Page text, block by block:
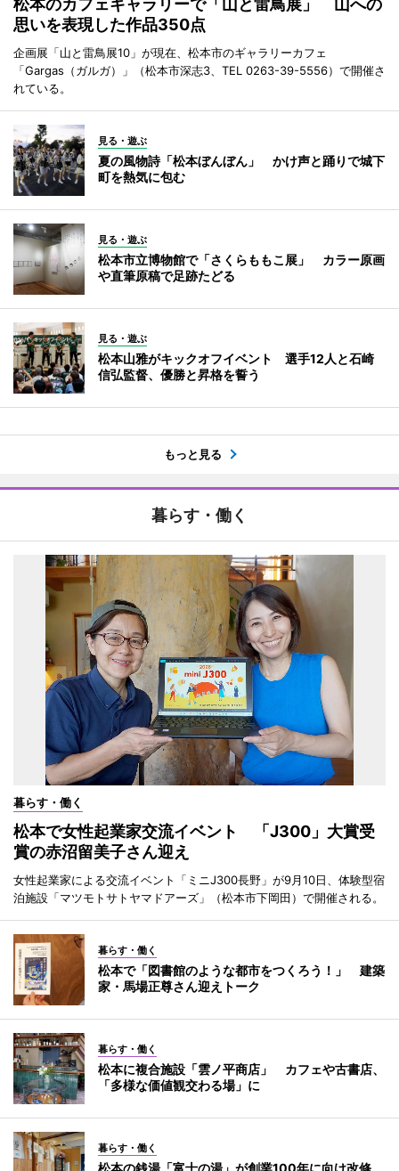
松本のカフェギャラリーで「山と雷鳥展」 山への
思いを表現した作品350点
企画展「山と雷鳥展10」が現在、松本市のギャラリーカフェ
「Gargas（ガルガ）」（松本市深志3、TEL 0263-39-5556）で開催さ
れている。
見る・遊ぶ
夏の風物詩「松本ぼんぼん」 かけ声と踊りで城下
町を熱気に包む
見る・遊ぶ
松本市立博物館で「さくらももこ展」 カラー原画
や直筆原稿で足跡たどる
見る・遊ぶ
松本山雅がキックオフイベント 選手12人と石崎
信弘監督、優勝と昇格を誓う
もっと見る
暮らす・働く
暮らす・働く
松本で女性起業家交流イベント 「J300」大賞受
賞の赤沼留美子さん迎え
女性起業家による交流イベント「ミニJ300長野」が9月10日、体験型宿
泊施設「マツモトサトヤマドアーズ」（松本市下岡田）で開催される。
暮らす・働く
松本で「図書館のような都市をつくろう！」 建築
家・馬場正尊さん迎えトーク
暮らす・働く
松本に複合施設「雲ノ平商店」 カフェや古書店、
「多様な価値観交わる場」に
暮らす・働く